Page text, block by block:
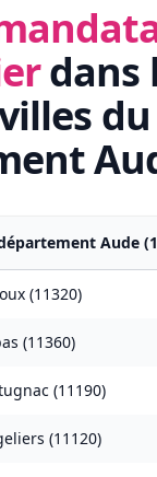
dans
du
Aude (
(11320)
(11360)
(11190)
(11120)